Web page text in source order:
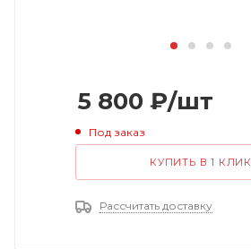
5 800 ₽/шт
Под заказ
КУПИТЬ В 1 КЛИК
Рассчитать доставку